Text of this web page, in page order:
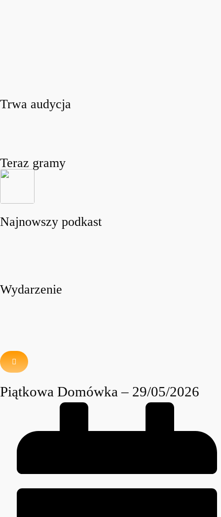
Trwa audycja
Teraz gramy
Najnowszy podkast
Wydarzenie
Piątkowa Domówka – 29/05/2026